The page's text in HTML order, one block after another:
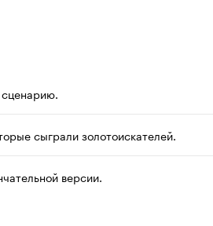
сценарию.
сыграли золотоискателей.
версии.